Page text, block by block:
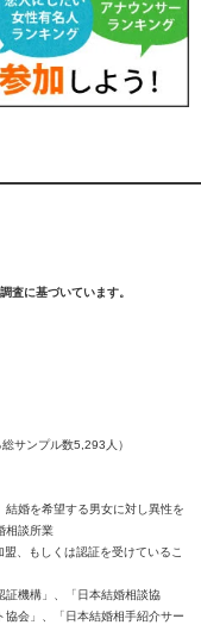
査に基づいています。
サンプル数5,293人）
結婚を希望する男女に対し異性を
相談所業
、もしくは認証を受けているこ
証機構」、「日本結婚相談協
協会」、「日本結婚相手紹介サー